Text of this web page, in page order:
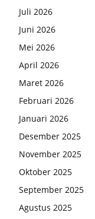
Juli 2026
Juni 2026
Mei 2026
April 2026
Maret 2026
Februari 2026
Januari 2026
Desember 2025
November 2025
Oktober 2025
September 2025
Agustus 2025